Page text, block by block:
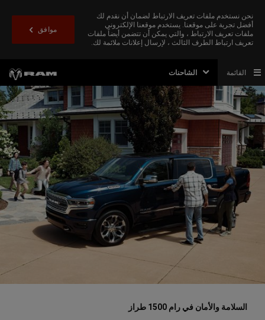
نحن نستخدم ملفات تعريف الارتباط لضمان أن نقدم لك
أفضل تجربة على موقعنا. يستخدم موقعنا الإلكتروني
ملفات تعريف الارتباط ، والتي يمكن أن تتضمن أيضاً ملفات
تعريف ارتباط الطرف الثالث ، لإرسال إعلانات ملائمة لك.
موافق
الشاحنات القائمة
السلامة والأمان في رام 1500 طراز